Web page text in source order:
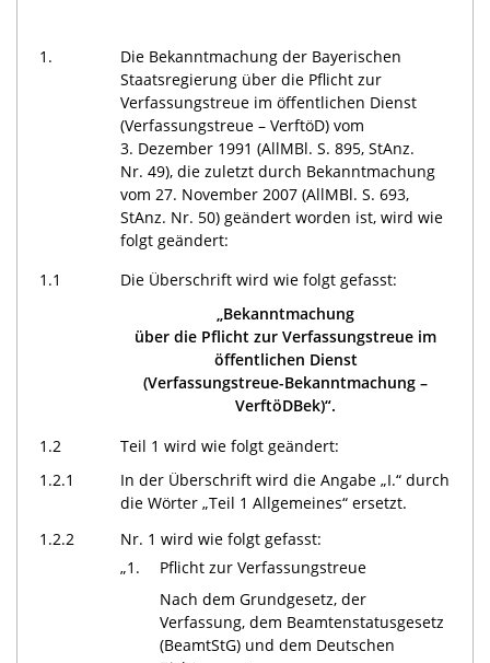
1.
Die Bekanntmachung der Bayerischen
Staatsregierung über die Pflicht zur
Verfassungstreue im öffentlichen Dienst
(Verfassungstreue – VerftöD) vom
3. Dezember 1991 (AllMBl. S. 895, StAnz.
Nr. 49), die zuletzt durch Bekanntmachung
vom27. November 2007 (AllMBl. S. 693,
StAnz. Nr. 50) geändert worden ist, wird wie
folgt geändert:
1.1
Die Überschrift wird wie folgt gefasst:
„Bekanntmachung
über die Pflicht zur Verfassungstreue im
öffentlichen Dienst
(Verfassungstreue-Bekanntmachung –
VerftöDBek)“.
1.2
Teil 1 wird wie folgt geändert:
1.2.1
In der Überschrift wird die Angabe „I.“ durch
die Wörter „Teil 1 Allgemeines“ ersetzt.
1.2.2
Nr. 1 wird wie folgt gefasst:
„1.
Pflicht zur Verfassungstreue
Nach dem Grundgesetz, der
Verfassung, dem Beamtenstatusgesetz
(BeamtStG) und dem Deutschen